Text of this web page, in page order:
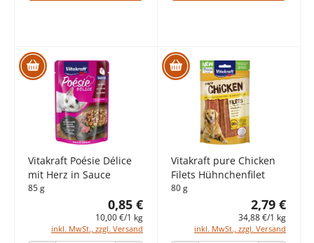
Vitakraft Poésie Délice
mit Herz in Sauce
85 g
0,85 €
10,00 €/1 kg
inkl. MwSt., zzgl. Versand
Vitakraft pure Chicken
Filets Hühnchenfilet
80 g
2,79 €
34,88 €/1 kg
inkl. MwSt., zzgl. Versand